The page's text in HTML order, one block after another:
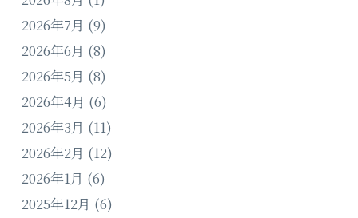
2026年7月 (9)
2026年6月 (8)
2026年5月 (8)
2026年4月 (6)
2026年3月 (11)
2026年2月 (12)
2026年1月 (6)
2025年12月 (6)